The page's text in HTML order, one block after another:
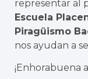
representar al
Escuela
Piragüismo
nos ayudan a
¡Enhorabuena